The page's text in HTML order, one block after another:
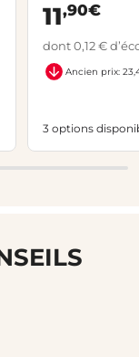
11,90€
dont 0,12 €
Ancien prix:
3 options